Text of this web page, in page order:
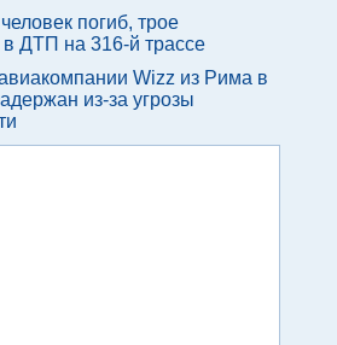
погиб, трое
в ДТП на 316-й трассе
Wizz из Рима в
из-за угрозы